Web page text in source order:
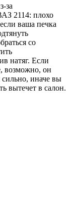
за
2114: плохо
ваша печка
со
натяг. Если
возможно, он
иначе вы
вытечет в салон.